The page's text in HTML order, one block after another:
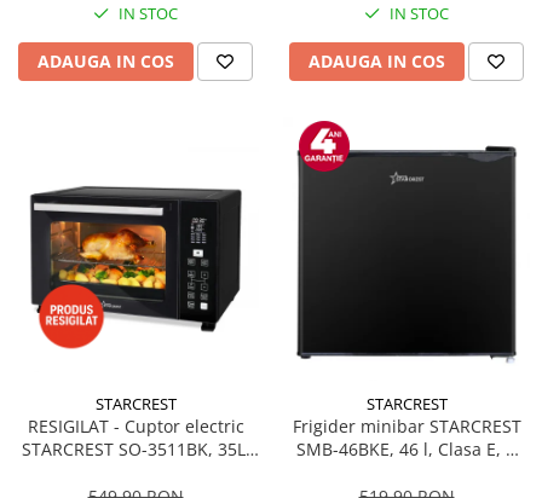
IN STOC
ADAUGA IN COS
IN STOC
ADAUGA IN COS
STARCREST
RESIGILAT - Cuptor electric
STARCREST SO-3511BK, 35L,
STARCREST
Frigider minibar STARCREST
SMB-46BKE, 46 l, Clasa E, H